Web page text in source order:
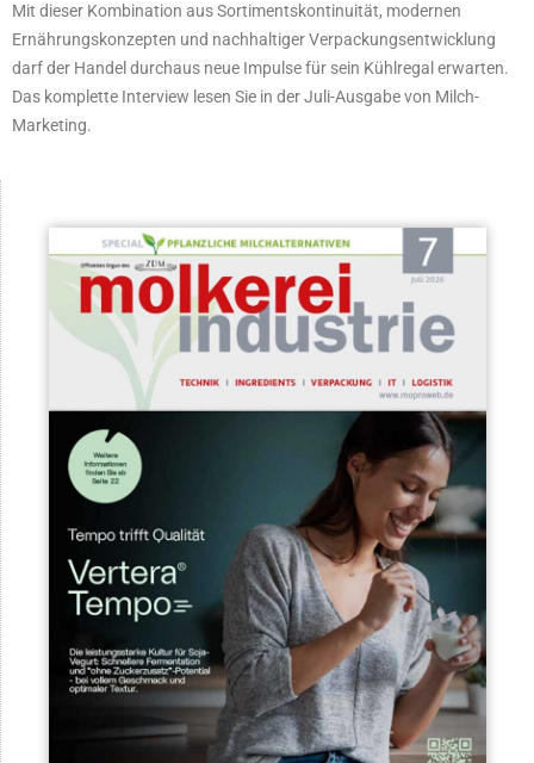
Mit dieser Kombination aus Sortimentskontinuität, modernen
Ernährungskonzepten und nachhaltiger Verpackungsentwicklung
darf der Handel durchaus neue Impulse für sein Kühlregal erwarten.
Das komplette Interview lesen Sie in der Juli-Ausgabe von Milch-
Marketing.